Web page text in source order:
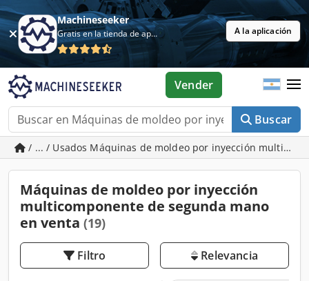
Machineseeker
Gratis en la tienda de aplicaciones A la aplicación
Buscar
Vender
/ ... / Usados Máquinas de moldeo por inyección
Máquinas de moldeo por inyección
multicomponente de segunda mano
en venta (19)
Filtro Relevancia